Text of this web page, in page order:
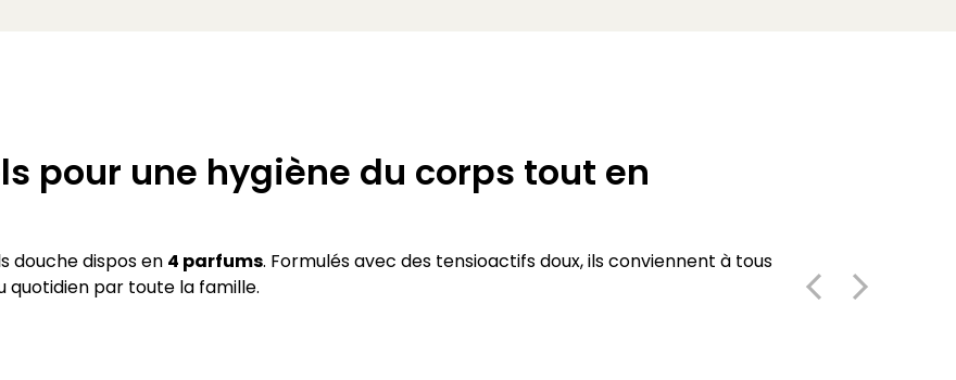
pour une hygiène du corps tout en
douche dispos en 4 parfums. Formulés avec des tensioactifs doux, ils conviennent à tous
quotidien par toute la famille.